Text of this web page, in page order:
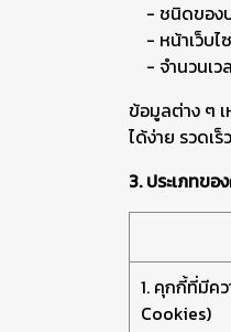
- ชนิดของบ
- หน้าเว็บไ
- จำนวนเว
ข้อมูลต่าง ๆ
ได้ง่าย รวดเ
3. ประเภทขอ
1. คุกกี้ที่มีค
Cookies)